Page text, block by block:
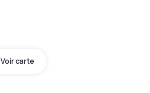
Voir carte